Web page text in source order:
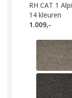
RH CAT 1
14 kleuren
1.009,-